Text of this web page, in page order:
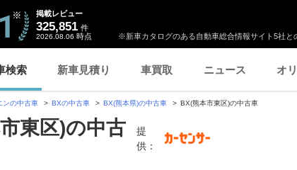
※新車カタログのある自動車総合情報サイト5社と
掲載レビュー
325,851 件
2026.08.06 時点
検索 新車見積り 車買取 ニュース オ
ンの中古車 BXの中古車 BX(熊本県)の中古車 BX(熊本市東区)の中古車
東区)の中古
提
供：